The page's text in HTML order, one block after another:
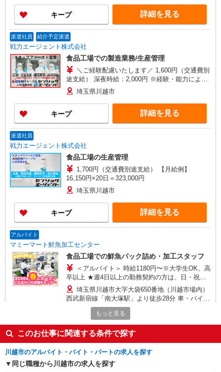
キープ 詳細を見る
派遣社員 紹介予定派遣
戦力エージェント株式会社
食品工場での製造業務/生産管理
＼ご経験配慮いたします／ 1,600円（交通費別
途支給） 深夜時給：2,000円 ※経験・能力により
異なる埼玉県川越市
キープ 詳細を見る
派遣社員
戦力エージェント株式会社
食品工場の生産管理
1,700円（交通費別途支給） 【月給例】
16,150円×20日＝323,000円
埼玉県川越市
キープ 詳細を見る
アルバイト
マミーマート鮮魚加工センター
食品工場での鮮魚パック詰め・加工スタッフ
＜アルバイト＞ 時給1180円〜※大学生OK、高
卒以上 ★週4日以上の勤務契約の方は、日・祝日
は時給100円ＵＰ！
埼玉県川越市大字大袋650番地（川越市場内）
西武新宿線「南大塚駅」より徒歩28分 車・バイ
ク・自転車通勤可（無料駐車場あり）
パート
マミーマート鮮魚加工センター
鮮魚パック詰め・加工スタッフ
もっと見る
このお仕事に関連する条件で探す
川越市のアルバイト・バイト・パートの求人を探す
同じ職種から川越市の求人を探す